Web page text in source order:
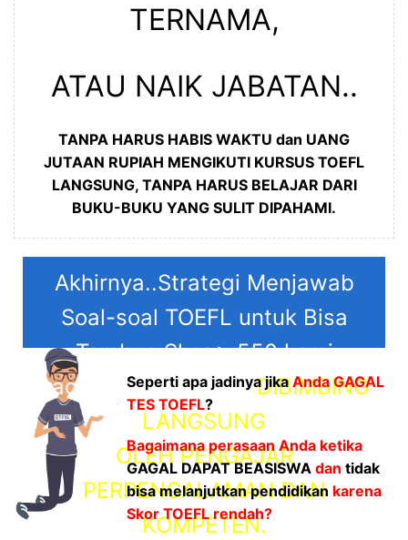
TERNAMA,
ATAU NAIK JABATAN..
TANPA HARUS HABIS WAKTU dan UANG
JUTAAN RUPIAH MENGIKUTI KURSUS TOEFL
LANGSUNG, TANPA HARUS BELAJAR DARI
BUKU-BUKU YANG SULIT DIPAHAMI.
Akhirnya..Strategi Menjawab
Soal-soal TOEFL untuk Bisa
Tembus Skor > 550 kami
bagikan untuk anda,DIBIMBING
LANGSUNG
OLEH PENGAJAR
PERPENGALAMAN DAN
KOMPETEN.
Seperti apa jadinya jikaAnda GAGAL
TES TOEFL?
Bagaimana perasaan Anda ketika
GAGAL DAPAT BEASISWA dan tidak
bisa melanjutkan pendidikan karena
Skor TOEFL rendah?